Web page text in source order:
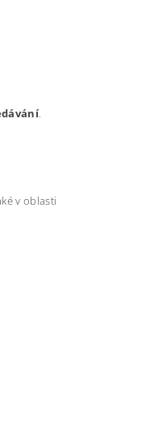
.
v oblasti